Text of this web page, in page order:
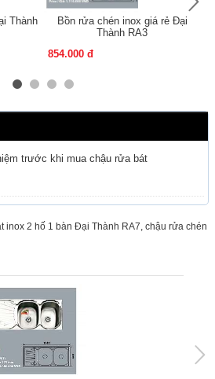
Thành
Bồn rửa chén inox giá rẻ Đại
Thành RA3
854.000 đ
trước khi mua chậu rửa bát
inox 2 hố 1 bàn Đại Thành RA7 chậu rửa chén